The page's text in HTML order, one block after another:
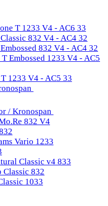
T 1233 V4 - AC6 33
832 V4 - AC4 32
832 V4 - AC4 32
Embossed 1233 V4 - AC5
1233 V4 - AC5 33
/ Kronospan
832 V4
Vario 1233
Classic v4 833
Classic 832
1033